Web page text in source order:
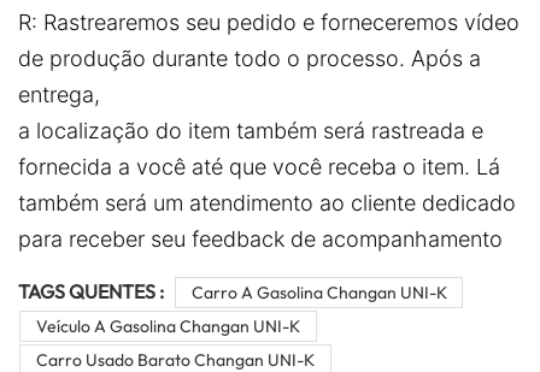
R: Rastrearemos seu pedido e forneceremos vídeo
de produção durante todo o processo. Após a
entrega,
a localização do item também será rastreada e
fornecida a você até que você receba o item. Lá
também será um atendimento ao cliente dedicado
para receber seu feedback de acompanhamento
TAGS QUENTES :
Carro A Gasolina Changan UNI-K
Veículo A Gasolina Changan UNI-K
Carro Usado Barato Changan UNI-K